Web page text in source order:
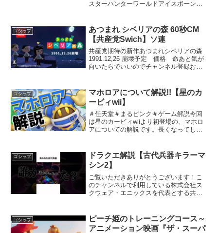
スターハンターワールドアイスボーン
ゴシップ
あつまれ シベリアの森 60秒CM
【共産党Swich】ソ連
共産党期待の新作あつまれシベリアの森
1991.12,26 崩壊予定 価格 命あと気が
向いたらでいいのでチャンネル登録お願
が集まり、独自の生活様式を築いていま
す。この地域...
ゴシップ
マホロアについて解説!!【星のカ
ービィwii】
＃任天堂＃まるピンク＃ゲーム解説今回
は星のカービィwiiより初登場の、マホロ
アについての解説です。長くなってしま
魔術師編11:50ヒミツを教えてアゲヨウ編
1...
ゴシップ
ドラクエ解説【古代兵器キラーマ
シン2】
ご覧いただきありがとうございます！こ
のチャンネルで利用している株式会社ス
クウェア・エニックスを代表とする共同
PROJECT/BIRD STUDIO/SPIKE
CHUN...
ゴシップ
ピーチ姫のトレーニングコース～
アニメーション映画『ザ・スーパ